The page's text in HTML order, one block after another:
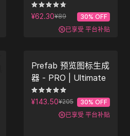
Generator
¥62.30¥89 30% OFF
已享受 平台补贴
Prefab 预览图标生成
器 - PRO | Ultimate
Thumbnails: Prefab
Preview Icon
Generator - PRO
¥143.50¥205 30% OFF
已享受 平台补贴